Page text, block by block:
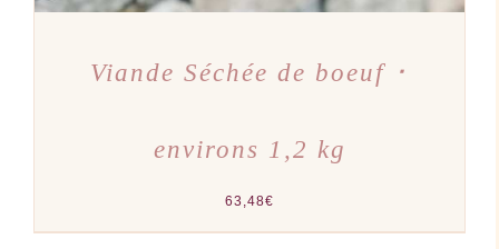
Viande Séchée de boeuf ･
environs 1,2 kg
63,48€